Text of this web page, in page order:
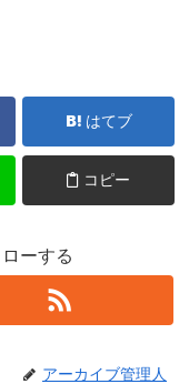
はてブ
コピー
ーする
アーカイブ管理人